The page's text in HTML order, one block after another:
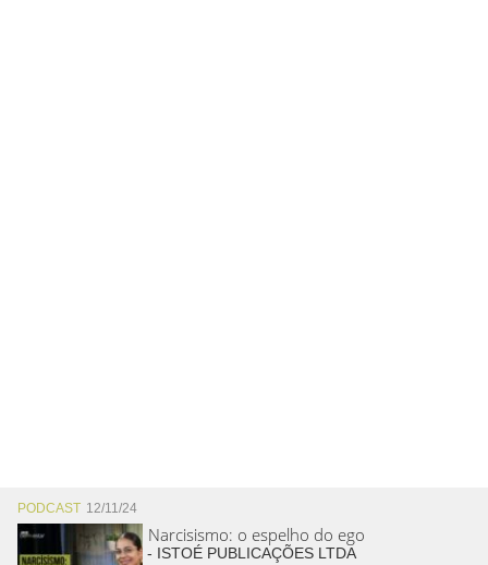
PODCAST 12/11/24
Narcisismo: o espelho do ego
Copyright © 2026 - ISTOÉ PUBLICAÇÕES LTDA